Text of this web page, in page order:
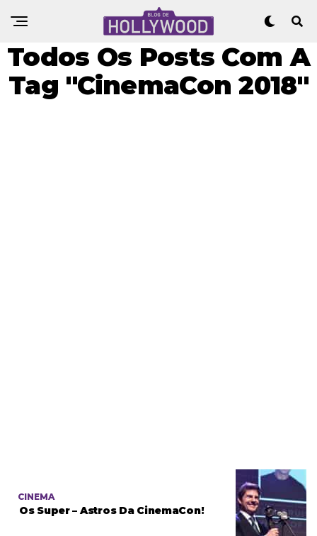
Todos Os Posts Com A
Tag "CinemaCon 2018"
CINEMA
Os Super – Astros Da CinemaCon!